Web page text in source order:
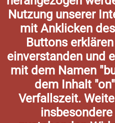
Nutzung unserer
mit Anklicken
Buttons
einverstanden und
mit dem Namen
dem Inhalt
Verfallszeit.